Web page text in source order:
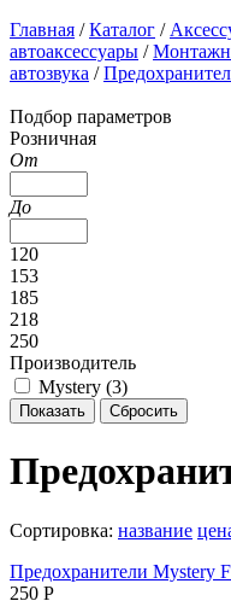
Главная /Каталог /
автоаксессуары /
автозвука /
Подбор параметров
Розничная
От
До
120
153
185
218
250
Производитель
Mystery (3)
Сортировка: название
Предохранители Mystery
250 Р